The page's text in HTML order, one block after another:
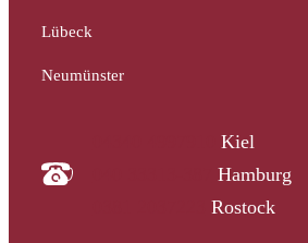
Lübeck
Neumünster
Kiel
Hamburg
Rostock